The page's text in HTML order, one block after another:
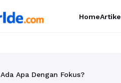
Home
Ada Apa Dengan Fokus?